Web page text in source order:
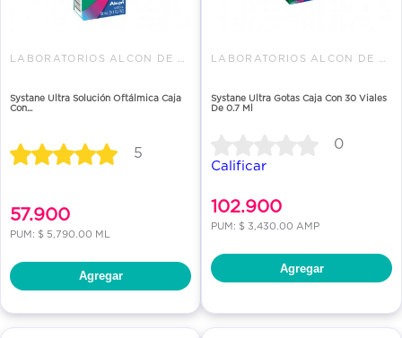
Systane Ultra Solución Oftálmica Caja
Con...
5
57.900
PUM: $ 5,790.00 ML
Agregar
Systane Ultra Gotas Caja Con 30 Viales
De 0.7 Ml
0
Calificar
102.900
PUM: $ 3,430.00 AMP
Agregar